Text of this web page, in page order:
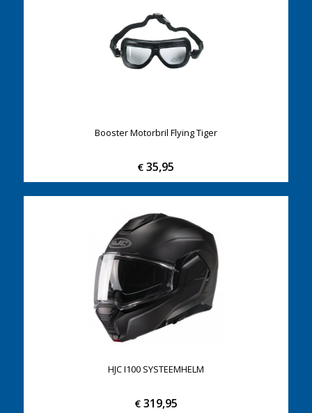
Booster Motorbril Flying Tiger
€ 35,95
HJC I100 SYSTEEMHELM
€319,95